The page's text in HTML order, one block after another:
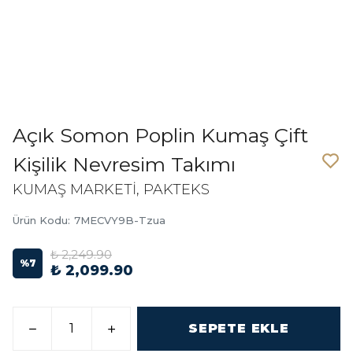
Açık Somon Poplin Kumaş Çift
Kişilik Nevresim Takımı
KUMAŞ MARKETİ, PAKTEKS
Ürün Kodu: 7MECVY9B-Tzua
%7
₺ 2,249.90
₺ 2,099.90
SEPETE EKLE